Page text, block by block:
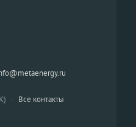
· Все контакты